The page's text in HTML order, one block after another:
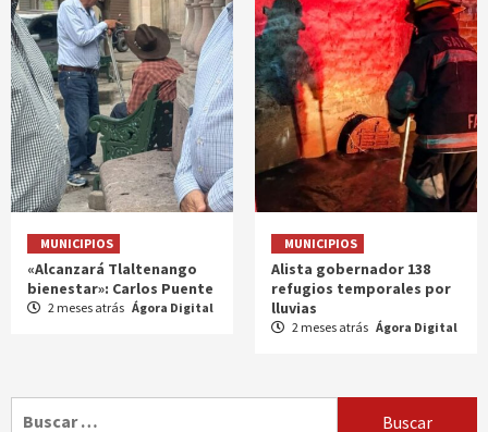
MUNICIPIOS
«Alcanzará Tlaltenango
bienestar»: Carlos Puente
2 meses atrás Ágora Digital
MUNICIPIOS
Alista gobernador 138
refugios temporales por
lluvias
2 meses atrás Ágora Digital